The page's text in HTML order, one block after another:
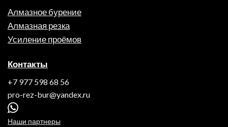
Алмазное бурение
Алмазная резка
Усиление проёмов
Контакты
+7 977 598 68 56
pro-rez-bur@yandex.ru
Наши партнеры